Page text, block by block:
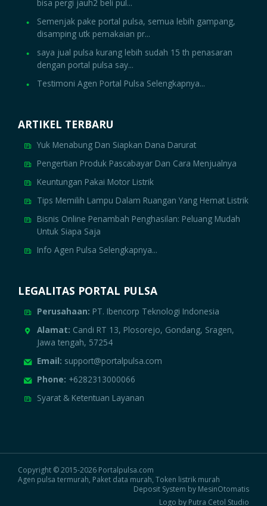
bisa pergi jauh2 beli pul...
Semenjak pake portal pulsa, semua lebih gampang,
disamping utk pemakaian pr...
saya jual pulsa kurang lebih sudah 15 th penasaran
dengan portal pulsa say...
Testimoni Agen Portal Pulsa Selengkapnya...
ARTIKEL TERBARU
Yuk Menabung Dan Siapkan Dana Darurat
Pengertian Produk Pascabayar Dan Cara Menjualnya
Keuntungan Pakai Motor Listrik
Tips Memilih Lampu Dalam Ruangan Yang Hemat Listrik
Bisnis Online Penambah Penghasilan: Peluang Mudah
Untuk Siapa Saja
Info Agen Pulsa Selengkapnya...
LEGALITAS PORTAL PULSA
Perusahaan: PT. Ibencorp Teknologi Indonesia
Alamat: Candi RT 13, Plosorejo, Gondang, Sragen,
Jawa tengah, 57254
Email: support@portalpulsa.com
Phone: +6282313000066
Syarat & Ketentuan Layanan
Copyright © 2015-2026 Portalpulsa.com
Agen pulsa termurah, Paket data murah, Token listrik murah
Deposit System by MesinOtomatis
Logo by Putra Cetol Studio